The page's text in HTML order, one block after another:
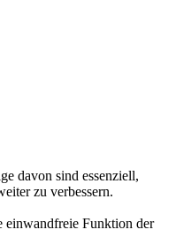
davon sind essenziell,
zu verbessern.
einwandfreie Funktion der